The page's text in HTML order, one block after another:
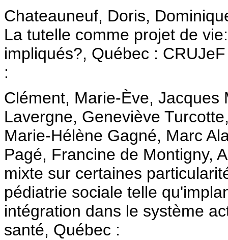
Chateauneuf, Doris,
La tutelle comme projet de
impliqués?, Québec :
:
Clément, Marie-Ève,
Lavergne, Geneviève
Marie-Hélène Gagné, Marc
Pagé, Francine de Montigny,
mixte sur certaines
pédiatrie sociale telle
intégration dans le système
santé, Québec :